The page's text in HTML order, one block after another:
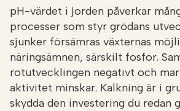
pH-värdet i jorden påverkar
processer som styr grödans
sjunker försämras växternas
näringsämnen, särskilt fosfor.
rotutvecklingen negativt och
aktivitet minskar. Kalkning är i
skydda den investering du redan